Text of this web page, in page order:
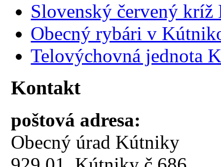
Slovenský červený
Obecný rybári v
Telovýchovná jednota
Kontakt
poštová adresa:
Obecný úrad Kútniky